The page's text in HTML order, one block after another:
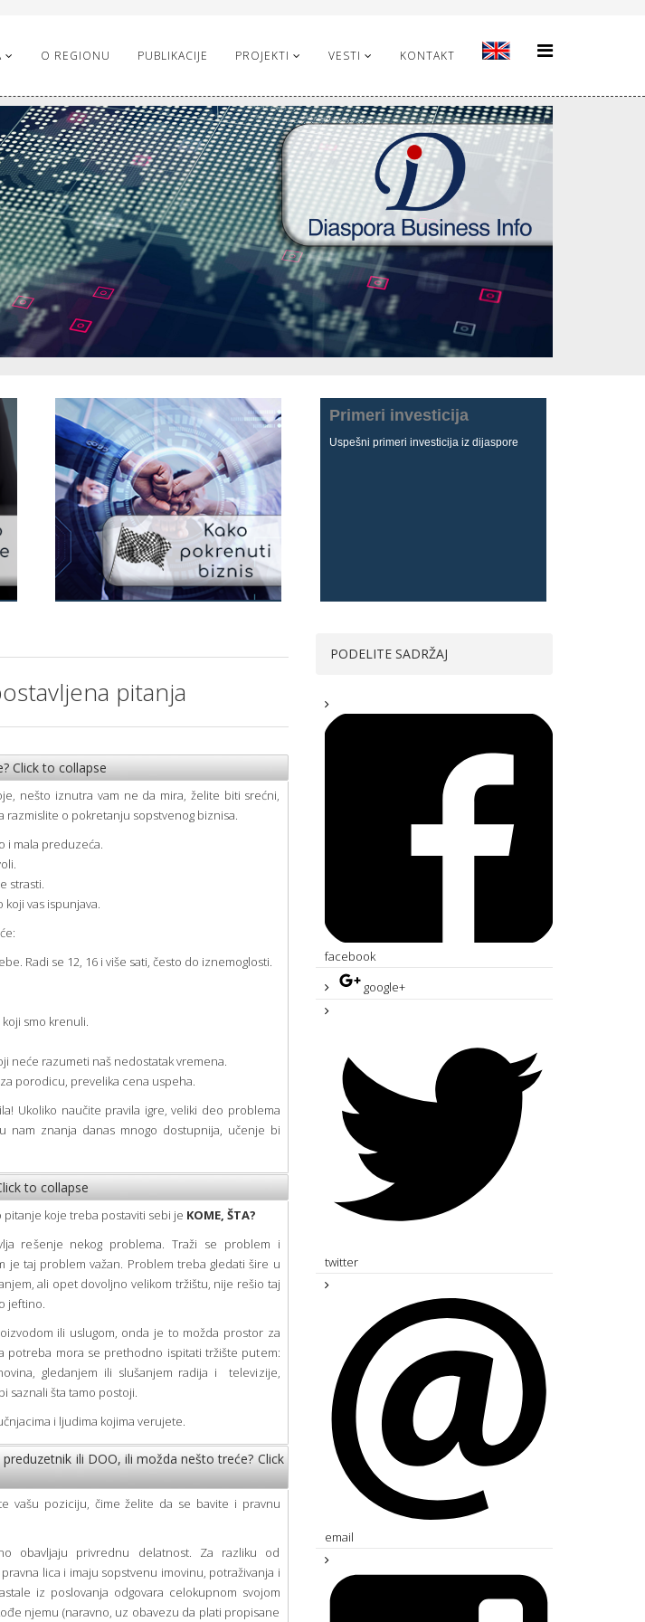
O REGIONU PUBLIKACIJE PROJEKTI VESTI KONTAKT
Primeri investicija
Uspešni primeri investicija iz dijaspore
pitanja
Click to collapse
nešto iznutra vam ne da mira, želite biti srećni,
o pokretanju sopstvenog biznisa.
i mala preduzeća.
strasti.
vas ispunjava.
Radi se 12, 16 i više sati, često do iznemoglosti.
smo krenuli.
neće razumeti naš nedostatak vremena.
porodicu, prevelika cena uspeha.
Ukoliko naučite pravila igre, veliki deo problema
nam znanja danas mnogo dostupnija, učenje bi
to collapse
koje treba postaviti sebi je KOME, ŠTA?
rešenje nekog problema. Traži se problem i
je taj problem važan. Problem treba gledati šire u
ali opet dovoljno velikom tržištu, nije rešio taj
jeftino.
ili uslugom, onda je to možda prostor za
potreba mora se prethodno ispitati tržište putem:
gledanjem ili slušanjem radija i televizije,
saznali šta tamo postoji.
i ljudima kojima verujete.
ili DOO, ili možda nešto treće? Click
vašu poziciju, čime želite da se bavite i pravnu
obavljaju privrednu delatnost. Za razliku od
lica i imaju sopstvenu imovinu, potraživanja i
iz poslovanja odgovara celokupnom svojom
njemu (naravno, uz obavezu da plati propisane
PODELITE SADRŽAJ
facebook
google+
twitter
email